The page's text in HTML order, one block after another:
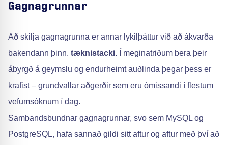
Gagnagrunnar
Að skilja gagnagrunna er annar lykilþáttur við að ákvarða
bakendann þinn. tæknistacki. Í meginatriðum bera þeir
ábyrgð á geymslu og endurheimt auðlinda þegar þess er
krafist – grundvallar aðgerðir sem eru ómissandi í flestum
vefumsóknum í dag.
Sambandsbundnar gagnagrunnar, svo sem MySQL og
PostgreSQL, hafa sannað gildi sitt aftur og aftur með því að